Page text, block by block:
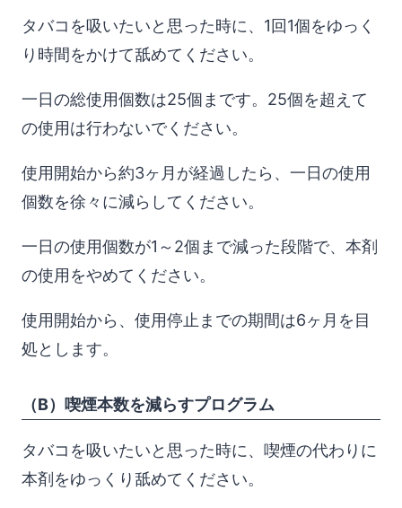
タバコを吸いたいと思った時に、1回1個をゆっく
り時間をかけて舐めてください。
一日の総使用個数は25個まです。25個を超えて
の使用は行わないでください。
使用開始から約3ヶ月が経過したら、一日の使用
個数を徐々に減らしてください。
一日の使用個数が1～2個まで減った段階で、本剤
の使用をやめてください。
使用開始から、使用停止までの期間は6ヶ月を目
処とします。
（B）喫煙本数を減らすプログラム
タバコを吸いたいと思った時に、喫煙の代わりに
本剤をゆっくり舐めてください。